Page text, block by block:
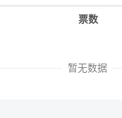
票数
暂无数据